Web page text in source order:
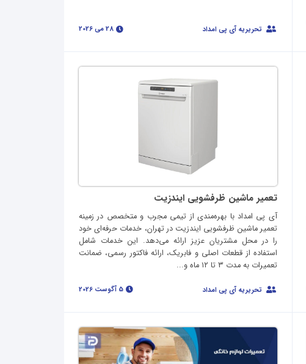
تحریریه آی پی امداد
تعمیر ماشین ظرفشویی ایندزیت
آی‌ پی امداد با بهره‌مندی از تیمی مجرب و متخصص در زمینه
تعمیر ماشین ظرفشویی ایندزیت در تهران، خدمات حرفه‌ای خود
را در محل مشتریان عزیز ارائه می‌دهد. این خدمات شامل
استفاده از قطعات اصلی و فابریک، ارائه فاکتور رسمی، ضمانت
تعمیرات به مدت ۳ تا ۱۲ ماه و...
تحریریه آی پی امداد